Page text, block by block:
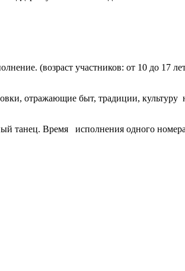
(возраст участников: от 10 до 17
отражающие быт, традиции, культуру
танец. Время исполнения одного номера